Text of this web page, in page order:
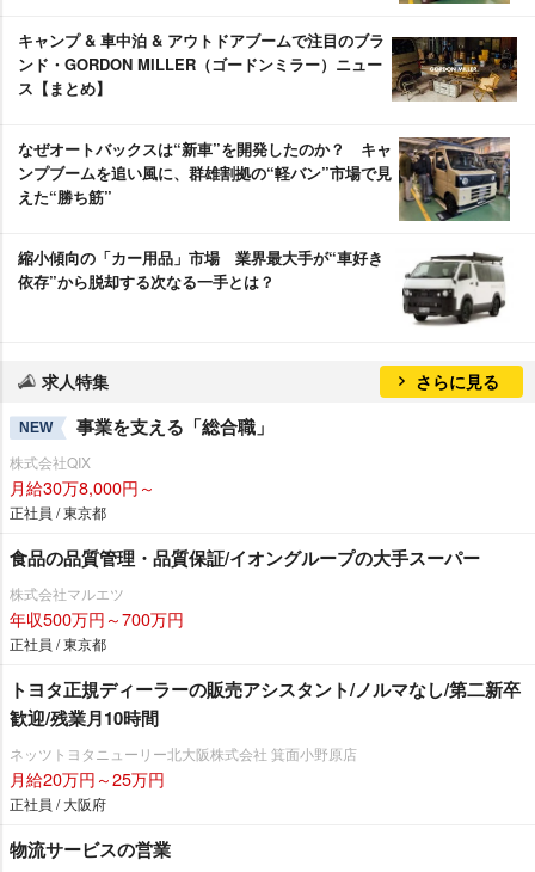
キャンプ & 車中泊 & アウトドアブームで注目のブラ
ンド・GORDON MILLER（ゴードンミラー）ニュー
ス【まとめ】
なぜオートバックスは“新車”を開発したのか？ キャ
ンプブームを追い風に、群雄割拠の“軽バン”市場で見
えた“勝ち筋”
縮小傾向の「カー用品」市場 業界最大手が“車好き
依存”から脱却する次なる一手とは？
求人特集 さらに見る
NEW 事業を支える「総合職」
株式会社QIX
月給30万8,000円～
正社員 / 東京都
食品の品質管理・品質保証/イオングループの大手スーパー
株式会社マルエツ
年収500万円～700万円
正社員 / 東京都
トヨタ正規ディーラーの販売アシスタント/ノルマなし/第二新卒
歓迎/残業月10時間
ネッツトヨタニューリー北大阪株式会社 箕面小野原店
月給20万円～25万円
正社員 / 大阪府
物流サービスの営業